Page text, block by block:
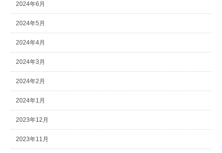
2024年6月
2024年5月
2024年4月
2024年3月
2024年2月
2024年1月
2023年12月
2023年11月